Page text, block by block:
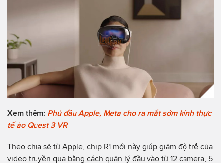
Xem thêm: Phủ đầu Apple, Meta cho ra mắt sớm kính thực
tế ảo Quest 3 VR
Theo chia sẻ từ Apple, chip R1 mới này giúp giảm độ trễ của
video truyền qua bằng cách quản lý đầu vào từ 12 camera, 5